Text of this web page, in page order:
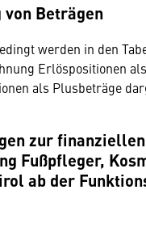
Beträgen
werden in den
Erlöspositionen
als Plusbeträge
zur
Fußpfleger,
ab der